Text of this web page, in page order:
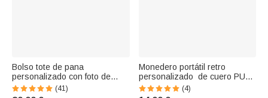
Bolso tote de pana
personalizado con foto de
animal flor de nacimiento y
nombre regalo de cumpleaños
(41)
Monedero portátil retro
personalizado de cuero PU
con nombre y flor de
nacimiento regalo de
(4)